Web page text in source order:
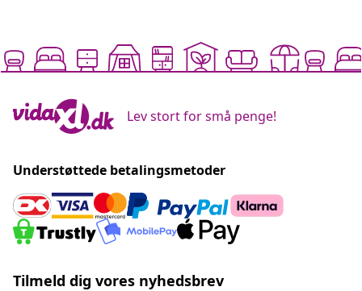
Lev stort for små penge!
Understøttede betalingsmetoder
Tilmeld dig vores nyhedsbrev